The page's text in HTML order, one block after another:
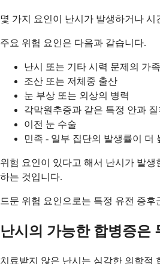
몇 가지 요인이 난시가 발생하거나
주요 위험 요인은 다음과 같습니다.
난시 또는 기타 시력 문제의 가
조산 또는 저체중 출산
눈 부상 또는 외상의 병력
각막원추증과 같은 특정 안과 질
이전 눈 수술
민족 - 일부 집단의 발생률이 더
위험 요인이 있다고 해서 난시가 발
하는 것입니다.
드문 위험 요인으로는 특정 유전 증
난시의 가능한 합병증은
치료받지 않은 난시는 심각한 의학적